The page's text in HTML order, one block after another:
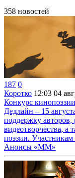
358 новостей
187 0
Коротко 12:03 04
Конкурс
Дедлайн – 15
поддержку
видеотворчества, а
поэзии. Участникам
Анонсы «ММ»